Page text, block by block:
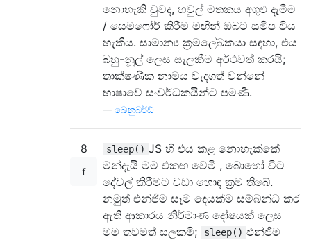
නොහැකි වුවද, හවුල් මතකය අගුළු දැමීම
/ සෙමෆෝර් කිරීම මඟින් ඔබට සමීප විය
හැකිය. සාමාන්‍ය ක්‍රමලේඛකයා සඳහා, එය
බහු-නූල් ලෙස සැලකීම අර්ථවත් කරයි;
තාක්ෂණික නාමය වැදගත් වන්නේ
භාෂාවේ සංවර්ධකයින්ට පමණි.
බෙනුබර්ඩ්
8 sleep() JS හි එය කළ නොහැක්කේ
මන්දැයි මම එකඟ වෙමි , බොහෝ විට
දේවල් කිරීමට වඩා හොඳ ක්‍රම තිබේ.
නමුත් එන්ජිම සෑම දෙයක්ම සම්බන්ධ කර
ඇති ආකාරය නිර්මාණ දෝෂයක් ලෙස
මම තවමත් සලකමි;
sleep() එන්ජිම